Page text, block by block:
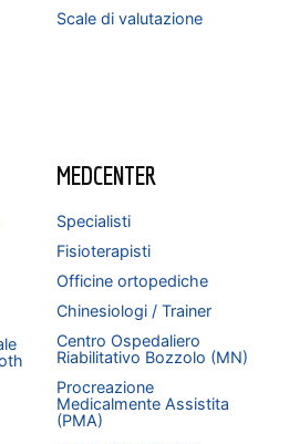
Scale di valutazione
MEDCENTER
Specialisti
Fisioterapisti
Officine ortopediche
Chinesiologi / Trainer
Centro Ospedaliero
Riabilitativo Bozzolo (MN)
Procreazione
Medicalmente Assistita
(PMA)